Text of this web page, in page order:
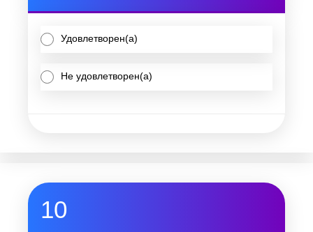
Удовлетворен(а)
Не удовлетворен(а)
10